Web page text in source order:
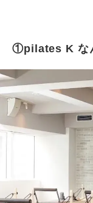
①pilates K な